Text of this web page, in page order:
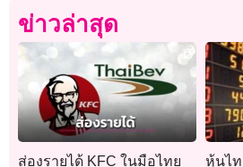
ข่าวล่าสุด
ส่องรายได้ KFC ในมือไทย
หุ้นไท